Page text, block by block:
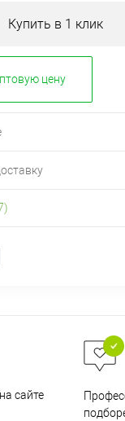
Купить в 1 клик
цену
сайте